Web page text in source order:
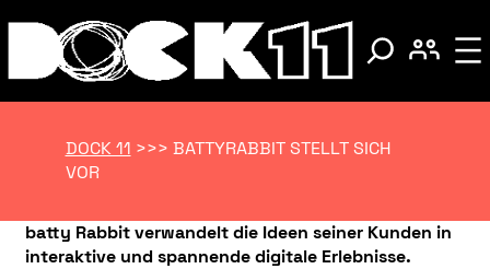
DOCK 11 >>> BATTYRABBIT STELLT SICH
VOR
batty Rabbit verwandelt die Ideen seiner Kunden in
interaktive und spannende digitale Erlebnisse.